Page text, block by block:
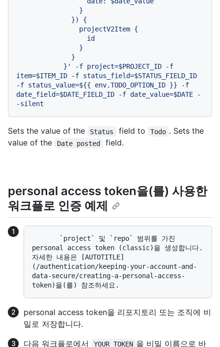
item=$ITEM_ID -f status_field=$STATUS_FIELD_ID
-f status_value=${{ env.TODO_OPTION_ID }} -f
date_field=$DATE_FIELD_ID -f date_value=$DATE -
-silent
Sets the value of the Status field to Todo . Sets the
value of the
Date posted field.
personal access token을(를) 사용한
워크플로 인증 예제
personal access token (classic)을 생성합니다.
자세한 내용은 [AUTOTITLE]
(/authentication/keeping-your-account-and-
data-secure/creating-a-personal-access-
personal access token을 리포지토리 또는 조직에 비
밀로 저장합니다.
다음 워크플로에서
YOUR_TOKEN 을 비밀 이름으로 바